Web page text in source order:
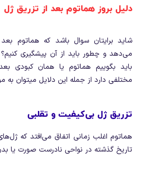
دلیل بروز هماتوم بعد از تزریق ژل
شاید برایتان سوال باشد که هماتوم
می‌دهد و چطور باید از آن پیشگیری
باید بگوییم هماتوم یا همان کبودی
مختلفی دارد از جمله این دلایل میتوان به
تزریق ژل بی‌کیفیت و تقلبی
هماتوم اغلب زمانی اتفاق می‌افتد که
تاریخ گذشته در نواحی نادرست صورت یا